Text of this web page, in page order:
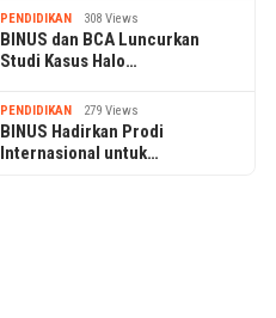
PENDIDIKAN 308 Views
BINUS dan BCA Luncurkan
Studi Kasus Halo…
PENDIDIKAN 279 Views
BINUS Hadirkan Prodi
Internasional untuk…